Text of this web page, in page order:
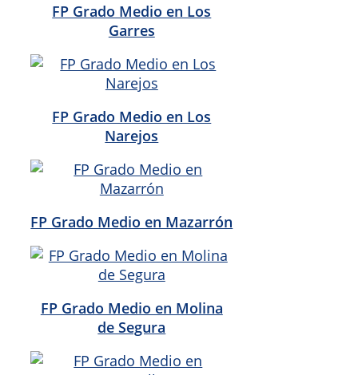
FP Grado Medio en Los
Garres
FP Grado Medio en Los
Narejos
FP Grado Medio en Mazarrón
FP Grado Medio en Molina
de Segura